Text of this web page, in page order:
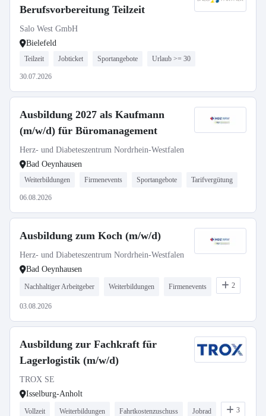
Berufsvorbereitung Teilzeit
Salo West GmbH
Bielefeld
Teilzeit Jobticket Sportangebote Urlaub >= 30
30.07.2026
Ausbildung 2027 als Kaufmann
(m/w/d) für Büromanagement
Herz- und Diabeteszentrum Nordrhein-Westfalen
Bad Oeynhausen
Weiterbildungen Firmenevents Sportangebote Tarifvergütung
06.08.2026
Ausbildung zum Koch (m/w/d)
Herz- und Diabeteszentrum Nordrhein-Westfalen
Bad Oeynhausen
Nachhaltiger Arbeitgeber Weiterbildungen Firmenevents 2
03.08.2026
Ausbildung zur Fachkraft für
Lagerlogistik (m/w/d)
TROX SE
Isselburg-Anholt
Vollzeit Weiterbildungen Fahrtkostenzuschuss Jobrad 3